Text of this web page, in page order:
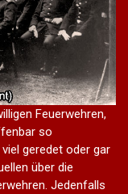
Feuerwehren,
so
geredet oder gar
über die
Jedenfalls